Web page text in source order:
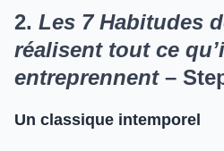
2. Les 7 Habitudes
réalisent tout ce
entreprennent–
Un classique intemporel